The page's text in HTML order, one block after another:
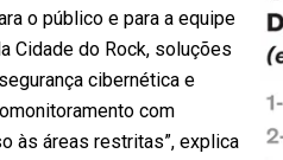
o público e para a equipe
Cidade do Rock, soluções
cibernética e
com
às áreas restritas”, explica